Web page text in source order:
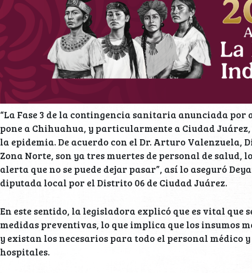
“La Fase 3 de la contingencia sanitaria anunciada por
pone a Chihuahua, y particularmente a Ciudad
la epidemia. De acuerdo con el Dr. Arturo Valenzuela,
Zona Norte, son ya tres muertes de personal de salud,
alerta que no se puede dejar pasar”, así lo aseguró
diputada local por el Distrito 06 de Ciudad Juárez.
En este sentido, la legisladora explicó que es vital que
medidas preventivas, lo que implica que los insumos
y existan los necesarios para todo el personal médico y
hospitales.